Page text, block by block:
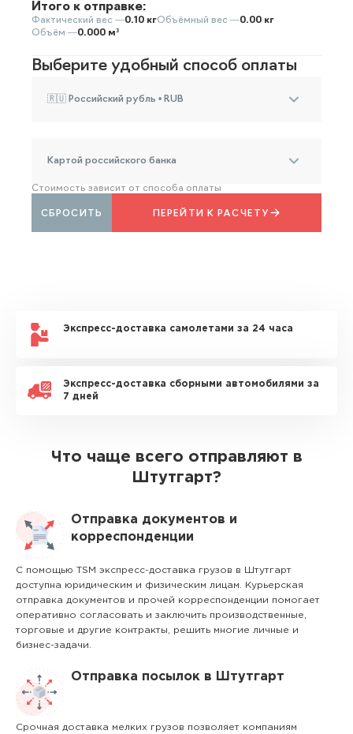
Итого к отправке:
Фактический вес —0.10 кгОбъёмный вес —0.00 кг
Объём —0.000 м³
Выберите удобный способ оплаты
🇷🇺 Российский рубль • RUB
Картой российского банка
Стоимость зависит от способа оплаты
ПЕРЕЙТИ К РАСЧЕТУ
СБРОСИТЬ
Экспресс-доставка самолетами за 24 часа
Экспресс-доставка сборными автомобилями за
7 дней
Что чаще всего отправляют в
Штутгарт?
Отправка документов и
корреспонденции
С помощью TSM экспресс-доставка грузов в Штутгарт
доступна юридическим и физическим лицам. Курьерская
отправка документов и прочей корреспонденции помогает
оперативно согласовать и заключить производственные,
торговые и другие контракты, решить многие личные и
бизнес-задачи.
Отправка посылок в Штутгарт
Срочная доставка мелких грузов позволяет компаниям